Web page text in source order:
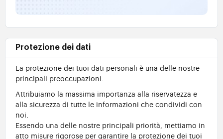
Protezione dei dati
La protezione dei tuoi dati personali è una delle nostre
principali preoccupazioni.
Attribuiamo la massima importanza alla riservatezza e
alla sicurezza di tutte le informazioni che condividi con
noi.
Essendo una delle nostre principali priorità, mettiamo in
atto misure rigorose per garantire la protezione dei tuoi